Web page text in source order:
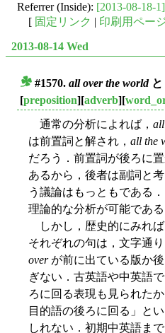
Referrer (Inside): [2013-08-18-1]
[ 固定リンク | 印刷用ペー
2013-08-14 Wed
#1570. all over the worldと
[preposition][adverb][
通常の分析によれば，
は前置詞と解され， all the
だろう．前置詞が後ろに
あるから，後者は副詞と
う議論はもっともである
理論的な分析が可能である
しかし，歴史的にみれば
それぞれの句は，文字通
overが前に出ている版か
ぎない．古英語や中英語
ろに回る表現も見られた
目的語の後ろに回る」と
しれない．初期中英語ま